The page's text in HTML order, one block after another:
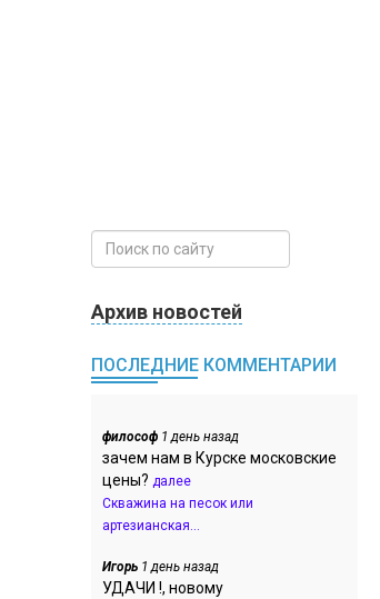
Архив новостей
ПОСЛЕДНИЕ КОММЕНТАРИИ
философ 1 день назад
зачем нам в Курске московские
цены? далее
Скважина на песок или
артезианская...
Игорь 1 день назад
УДАЧИ !, новому